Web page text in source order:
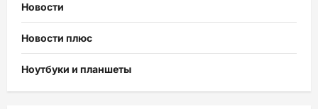
Новости
Новости плюс
Ноутбуки и планшеты